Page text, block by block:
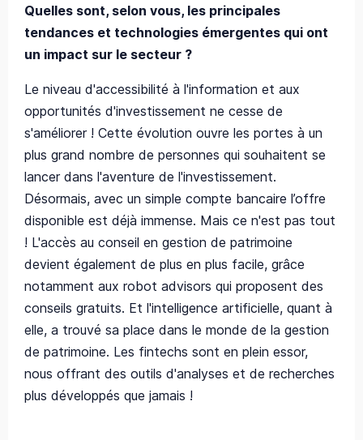
Quelles sont, selon vous, les principales
tendances et technologies émergentes qui ont
un impact sur le secteur ?
Le niveau d'accessibilité à l'information et aux
opportunités d'investissement ne cesse de
s'améliorer ! Cette évolution ouvre les portes à un
plus grand nombre de personnes qui souhaitent se
lancer dans l'aventure de l'investissement.
Désormais, avec un simple compte bancaire l’offre
disponible est déjà immense. Mais ce n'est pas tout
! L'accès au conseil en gestion de patrimoine
devient également de plus en plus facile, grâce
notamment aux robot advisors qui proposent des
conseils gratuits. Et l'intelligence artificielle, quant à
elle, a trouvé sa place dans le monde de la gestion
de patrimoine. Les fintechs sont en plein essor,
nous offrant des outils d'analyses et de recherches
plus développés que jamais !